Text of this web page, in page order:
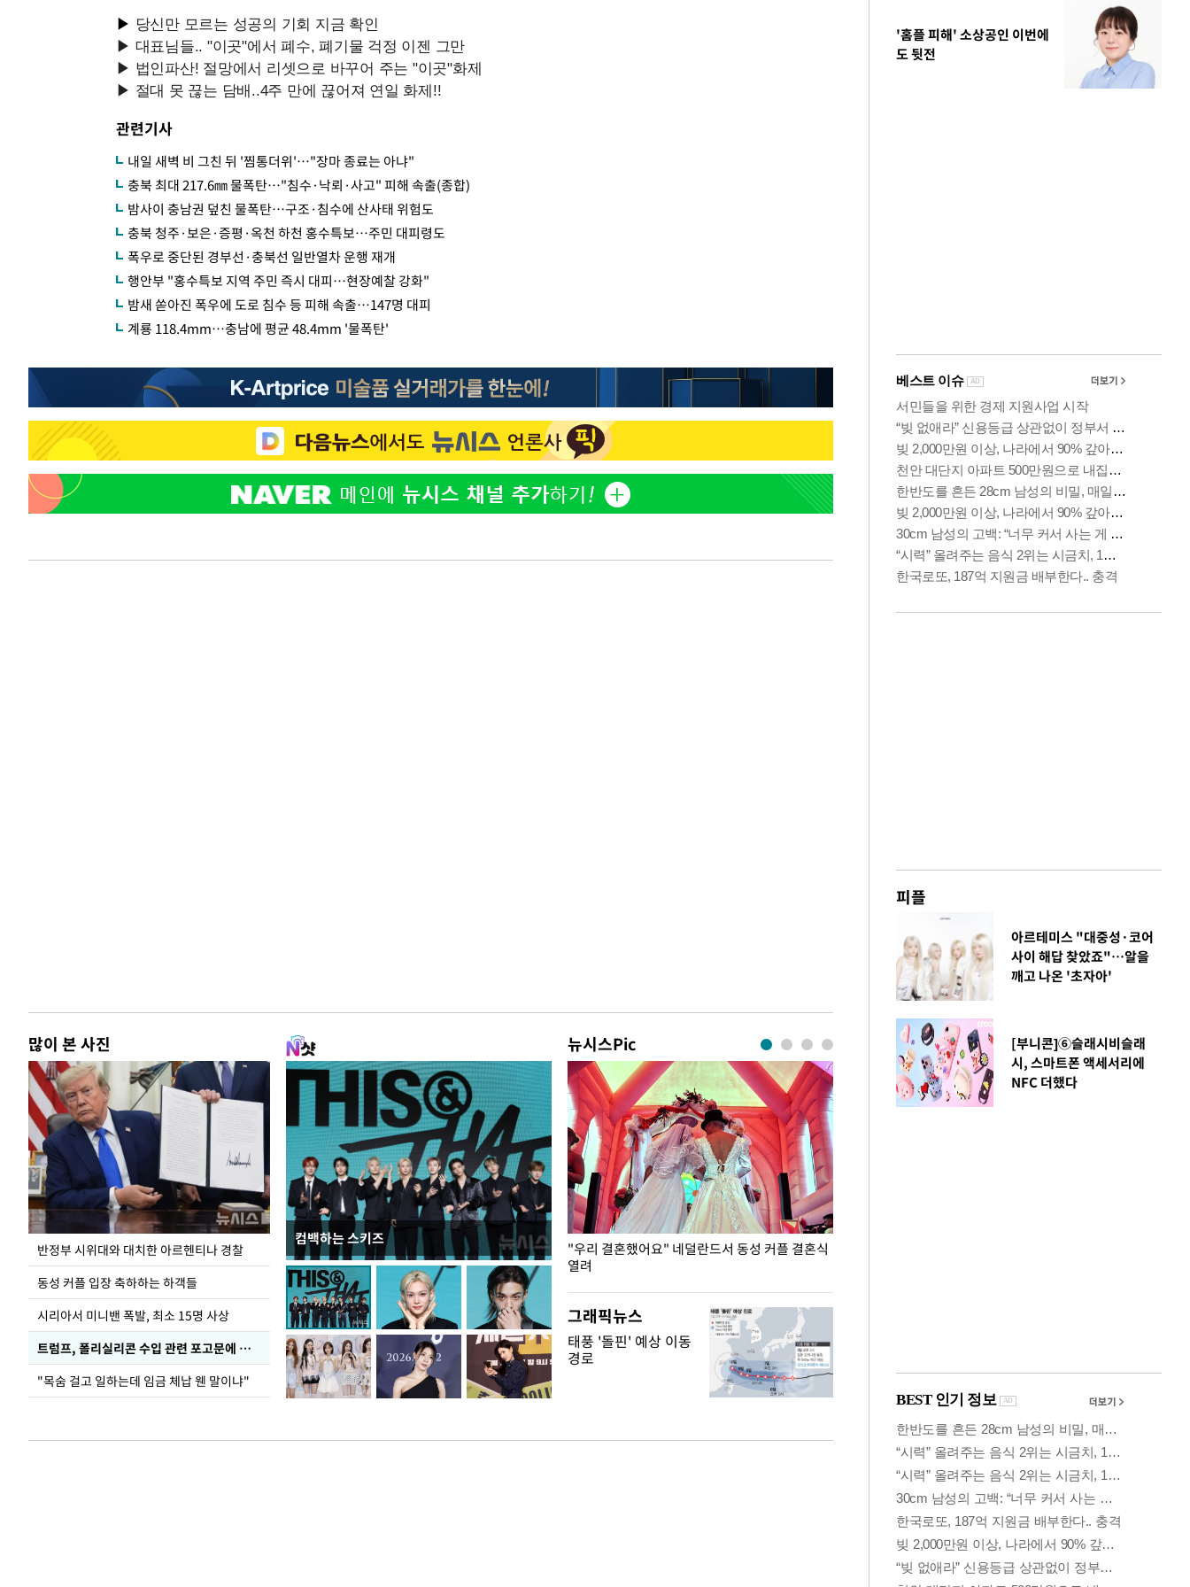
관련기사
내일 새벽 비 그친 뒤 '찜통더위'…"장마 종료는 아냐"
충북 최대 217.6㎜ 물폭탄…"침수·낙뢰·사고" 피해 속출(종합)
밤사이 충남권 덮친 물폭탄…구조·침수에 산사태 위험도
충북 청주·보은·증평·옥천 하천 홍수특보…주민 대피령도
폭우로 중단된 경부선·충북선 일반열차 운행 재개
행안부 "홍수특보 지역 주민 즉시 대피…현장예찰 강화"
밤새 쏟아진 폭우에 도로 침수 등 피해 속출…147명 대피
계룡 118.4mm…충남에 평균 48.4mm '물폭탄'
많이 본 사진
반정부 시위대와 대치한 아르헨티나 경찰
동성 커플 입장 축하하는 하객들
시리아서 미니밴 폭발, 최소 15명 사상
트럼프, 폴리실리콘 수입 관련 포고문에 서명
"목숨 걸고 일하는데 임금 체납 웬 말이냐"
컴백하는 스키즈
뉴시스Pic
입추 코앞인데 전국엔 찜통 더위
"우리 결혼했어요" 네덜란드서 동성 커플 결혼식
열려
그래픽뉴스
태풍 '돌핀' 예상 이동
경로
'홈플 피해' 소상공인 이번에
도 뒷전
피플
아르테미스 "대중성·코어
사이 해답 찾았죠"…알을
깨고 나온 '초자아'
[부니콘]⑥슬래시비슬래
시, 스마트폰 액세서리에
NFC 더했다